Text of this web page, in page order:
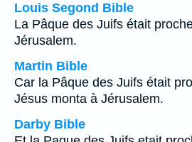
Louis Segond Bible
La Pâque des Juifs était
Jérusalem.
Martin Bible
Car la Pâque des Juifs était
Jésus monta à Jérusalem.
Darby Bible